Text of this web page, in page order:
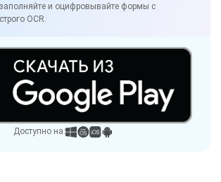
и оцифровывайте формы с
OCR.
Доступно на: